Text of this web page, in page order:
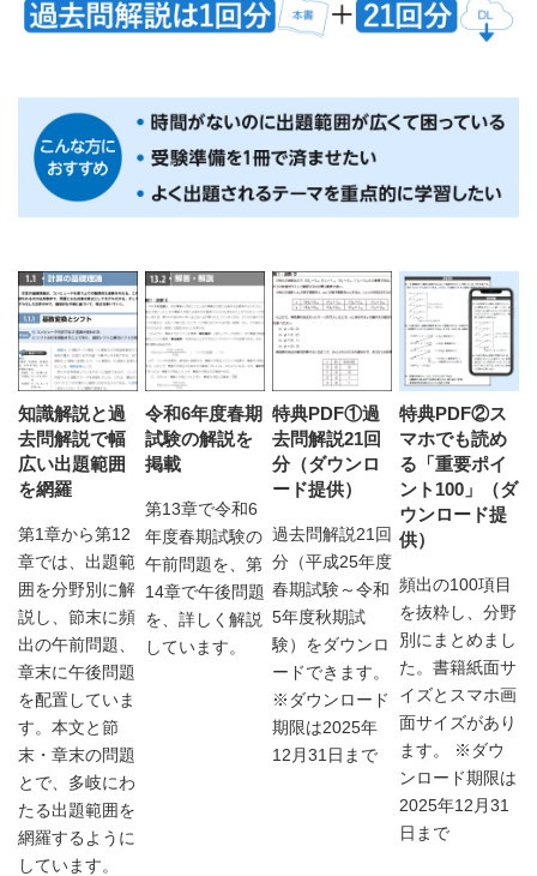
知識解説と過
去問解説で幅
広い出題範囲
を網羅
第1章から第12
章では、出題範
囲を分野別に解
説し、節末に頻
出の午前問題、
章末に午後問題
を配置していま
す。本文と節
末・章末の問題
とで、多岐にわ
たる出題範囲を
網羅するように
しています。
令和6年度春期
試験の解説を
掲載
第13章で令和6
年度春期試験の
午前問題を、第
14章で午後問題
を、詳しく解説
しています。
特典PDF①過
去問解説21回
分（ダウンロ
ード提供）
過去問解説21回
分（平成25年度
春期試験～令和
5年度秋期試
験）をダウンロ
ードできます。
※ダウンロード
期限は2025年
12月31日まで
特典PDF②ス
マホでも読め
る「重要ポイ
ント100」（ダ
ウンロード提
供）
頻出の100項目
を抜粋し、分野
別にまとめまし
た。書籍紙面サ
イズとスマホ画
面サイズがあり
ます。 ※ダウ
ンロード期限は
2025年12月31
日まで